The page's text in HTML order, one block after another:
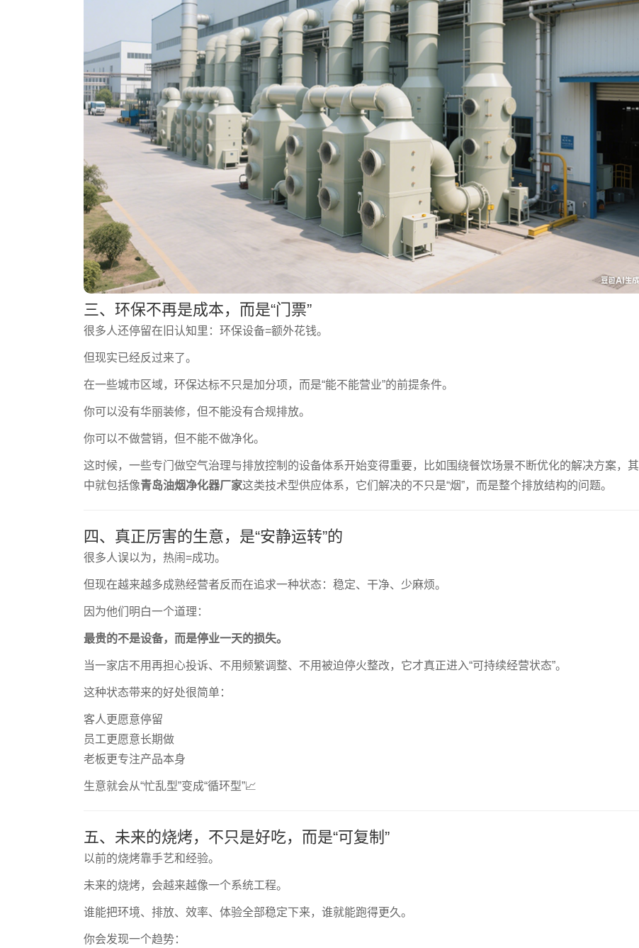
三、环保不再是成本，而是“门票”
很多人还停留在旧认知里：环保设备=额外花钱。
但现实已经反过来了。
在一些城市区域，环保达标不只是加分项，而是“能不能营业”的前提条件。
你可以没有华丽装修，但不能没有合规排放。
你可以不做营销，但不能不做净化。
这时候，一些专门做空气治理与排放控制的设备体系开始变得重要，比如围绕餐饮场景不断优化的解决方案，其
中就包括像青岛油烟净化器厂家这类技术型供应体系，它们解决的不只是“烟”，而是整个排放结构的问题。
四、真正厉害的生意，是“安静运转”的
很多人误以为，热闹=成功。
但现在越来越多成熟经营者反而在追求一种状态：稳定、干净、少麻烦。
因为他们明白一个道理：
最贵的不是设备，而是停业一天的损失。
当一家店不用再担心投诉、不用频繁调整、不用被迫停火整改，它才真正进入“可持续经营状态”。
这种状态带来的好处很简单：
客人更愿意停留
员工更愿意长期做
老板更专注产品本身
生意就会从“忙乱型”变成“循环型”📈
五、未来的烧烤，不只是好吃，而是“可复制”
以前的烧烤靠手艺和经验。
未来的烧烤，会越来越像一个系统工程。
谁能把环境、排放、效率、体验全部稳定下来，谁就能跑得更久。
你会发现一个趋势：